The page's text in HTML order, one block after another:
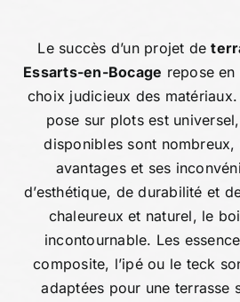
Le succès d’un projet de
Essarts-en-Bocage repose
choix judicieux des
pose sur plots est
disponibles sont nombreux,
avantages et ses
d’esthétique, de durabilité et
chaleureux et naturel, le
incontournable. Les
composite, l’ipé ou le teck
adaptées pour une terrasse